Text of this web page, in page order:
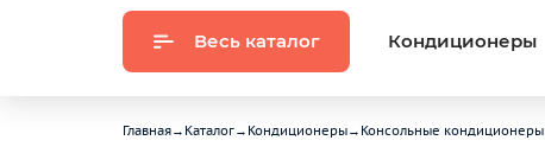
Весь каталог Кондиционеры
Главная→ Каталог→ Кондиционеры→ Консольные кондиционеры